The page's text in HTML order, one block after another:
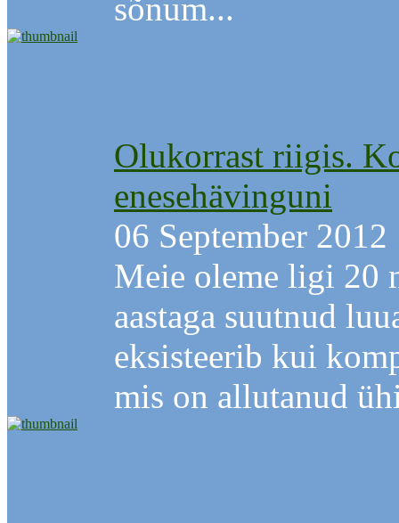
sõnum...
Olukorrast riigis.
enesehävinguni
06 September 2012
Meie oleme ligi 20
aastaga suutnud
eksisteerib kui
mis on allutanud